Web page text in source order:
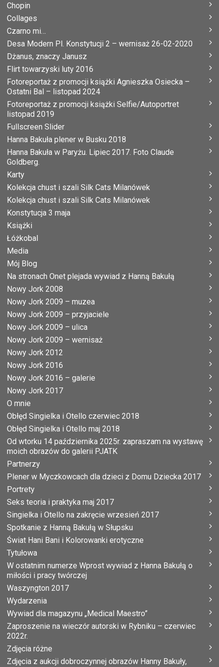
Chopin
Collages
Czarno mi…
Desa Modern Pl. Konstytucji 2 – wernisaż 26-02-2020
Dżanus, znaczy Janusz
Flirt towarzyski luty 2016
Fotoreportaż z promocji książki Agnieszka Osiecka –
Ostatni Bal – listopad 2024
Fotoreportaż z promocji książki Selfie/Autoportret
listopad 2019
Fullscreen Slider
Hanna Bakuła plener w Busku 2018
Hanna Bakuła w Paryżu. Lipiec 2017. Foto Claude
Goldberg.
Karty
Kolekcja chust i szali Silk Cats Milanówek
Kolekcja chust i szali Silk Cats Milanówek
Konstytucja 3 maja
Książki
Łóżkobal
Media
Mój Blog
Na stronach Onet plejada wywiad z Hanną Bakułą
Nowy Jork 2008
Nowy Jork 2009 – muzea
Nowy Jork 2009 – przyjaciele
Nowy Jork 2009 – ulica
Nowy Jork 2009 – wernisaż
Nowy Jork 2012
Nowy Jork 2016
Nowy Jork 2016 – galerie
Nowy Jork 2017
O mnie
Obłęd Singielka i Otello czerwiec 2018
Obłęd Singielka i Otello maj 2018
Od wtorku 14 października 2025r. zapraszam na wystawę
moich obrazów do galerii PJATK
Partnerzy
Plener w Myczkowcach dla dzieci z Domu Dziecka 2017
Portrety
Seks teoria i praktyka maj 2017
Singielka i Otello na zakręcie wrzesień 2017
Spotkanie z Hanną Bakułą w Słupsku
Świat Hani Bani i Kolorowanki erotyczne
Tytułowa
W ostatnim numerze Wprost wywiad z Hanna Bakułą o
miłości i pracy twórczej
Waszyngton 2017
Wydarzenia
Wywiad dla magazynu „Medical Maestro”
Zaproszenie na wieczór autorski w Rybniku – czerwiec
2022r.
Zdjęcia różne
Zdjęcia z aukcji dobroczynnej obrazów Hanny Bakuły,